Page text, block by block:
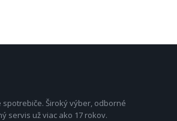
spotrebiče. Široký výber, odborné
servis už viac ako 17 rokov.